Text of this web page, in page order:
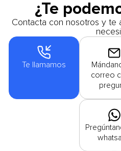
¿Te
Contacta con nosotros y te
Te llamamos
correo